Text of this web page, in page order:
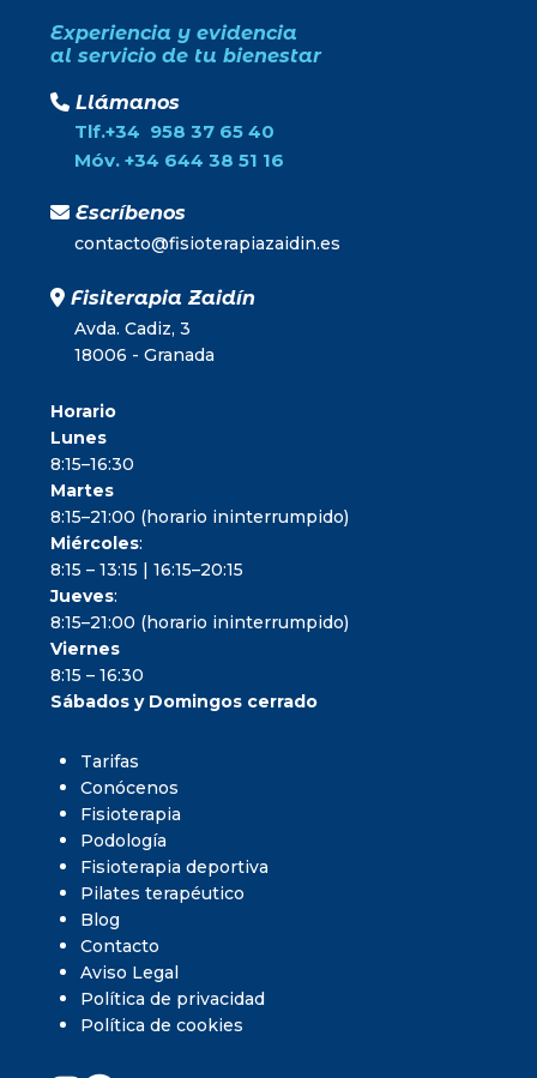
Experiencia y evidencia
al servicio de tu bienestar
Llámanos
Tlf.+34 958 37 65 40
Móv. +34 644 38 51 16
Escríbenos
contacto@fisioterapiazaidin.es
Fisiterapia Zaidín
Avda. Cadiz, 3
18006 - Granada
Horario
Lunes
8:15–16:30
Martes
8:15–21:00 (horario ininterrumpido)
Miércoles:
8:15 – 13:15 | 16:15–20:15
Jueves:
8:15–21:00 (horario ininterrumpido)
Viernes
8:15 – 16:30
Sábados y Domingos cerrado
Tarifas
Conócenos
Fisioterapia
Podología
Fisioterapia deportiva
Pilates terapéutico
Blog
Contacto
Aviso Legal
Política de privacidad
Política de cookies